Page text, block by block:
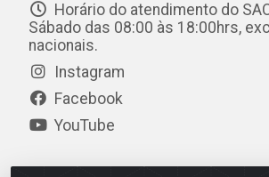
Horário do atendimento do
Sábado das 08:00 às 18:00hrs,
nacionais.
Instagram
Facebook
YouTube